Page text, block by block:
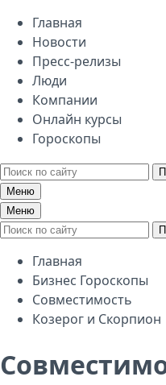
Главная
Новости
Пресс-релизы
Люди
Компании
Онлайн курсы
Гороскопы
Меню
Меню
Главная
Бизнес Гороскопы
Совместимость
Козерог и Скорпион